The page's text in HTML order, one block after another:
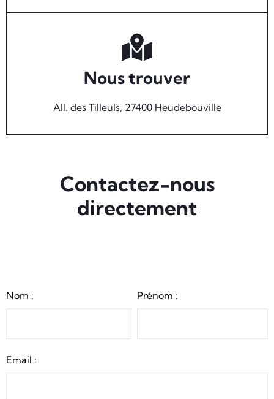
Nous trouver
All. des Tilleuls, 27400 Heudebouville
Contactez-nous
directement
Nom : Prénom :
Email :